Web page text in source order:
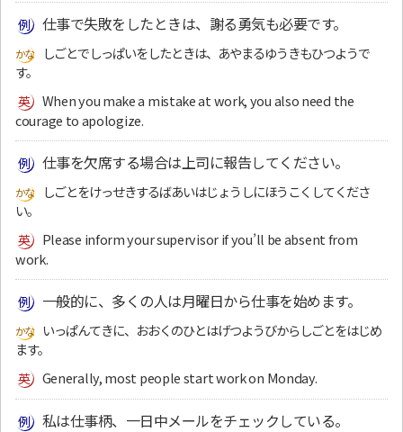
仕事で失敗をしたときは、謝る勇気も必要です。
しごとでしっぱいをしたときは、あやまるゆうきもひつようで
す。
When you make a mistake at work, you also need the
courage to apologize.
仕事を欠席する場合は上司に報告してください。
しごとをけっせきするばあいはじょうしにほうこくしてくださ
い。
Please inform your supervisor if you’ll be absent from
work.
一般的に、多くの人は月曜日から仕事を始めます。
いっぱんてきに、おおくのひとはげつようびからしごとをはじめ
ます。
Generally, most people start work on Monday.
私は仕事柄、一日中メールをチェックしている。